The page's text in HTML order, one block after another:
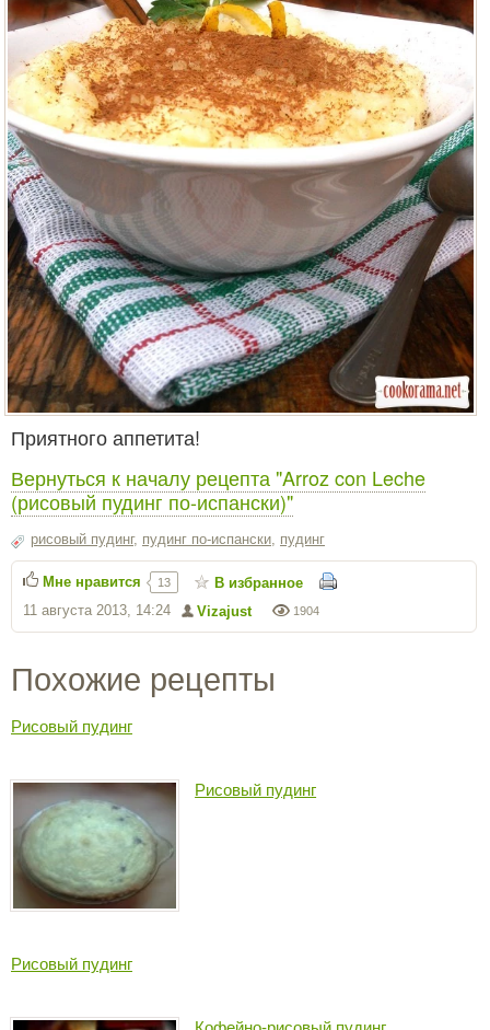
Приятного аппетита!
Вернуться к началу рецепта "Arroz con Leche
(рисовый пудинг по-испански)"
рисовый пудинг, пудинг по-испански, пудинг
1904
Vizajust
11 августа 2013, 14:24
Мне нравится 13 В избранное
Похожие рецепты
Рисовый пудинг
Рисовый пудинг
Рисовый пудинг